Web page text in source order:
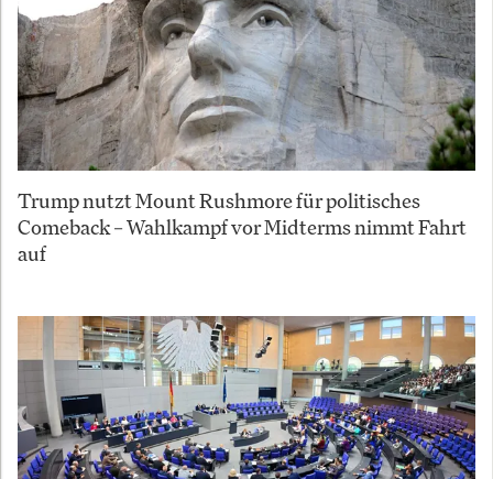
Trump nutzt Mount Rushmore für politisches
Comeback – Wahlkampf vor Midterms nimmt Fahrt
auf